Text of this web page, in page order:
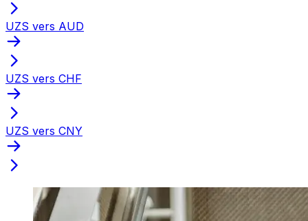
UZS vers AUD
UZS vers CHF
UZS vers CNY